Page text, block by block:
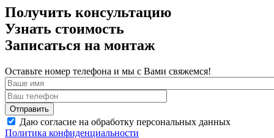
Получить консультацию
Узнать стоимость
Записаться на монтаж
Оставьте номер телефона и мы с Вами свяжемся!
Даю согласие на обработку персональных данных
Политика конфиденциальности